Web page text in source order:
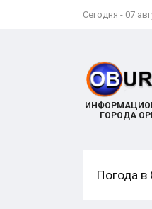
Сегодня - 07
ГОРОДА
происходит с игроком
Погода в